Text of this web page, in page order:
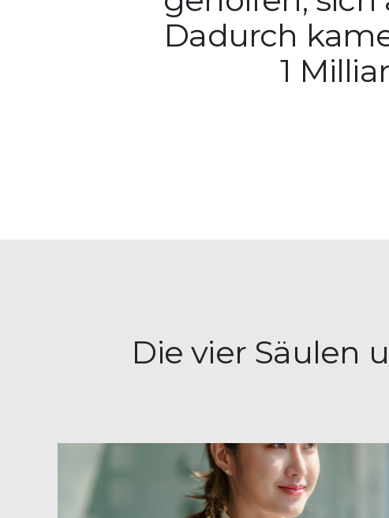
Dadurch
1
Die vier Säulen